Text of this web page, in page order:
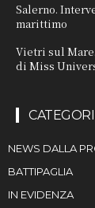
Salerno.
marittimo
Vietri sul
di Miss
NEWS DALLA
BATTIPAGLIA
IN EVIDENZA